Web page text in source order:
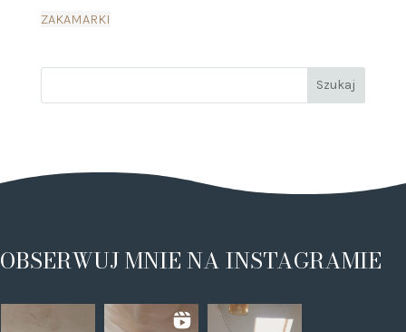
ZAKAMARKI
OBSERWUJ MNIE NA INSTAGRAMIE